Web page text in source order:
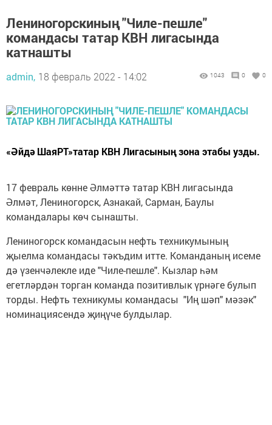
Лениногорскиның "Чиле-пешле"
командасы татар КВН лигасында
катнашты
admin, 18 февраль 2022 - 14:02 1043 0 0
«Әйдә ШаяРТ»татар КВН Лигасының зона этабы узды.
17 февраль көнне Әлмәттә татар КВН лигасында
Әлмәт, Лениногорск, Азнакай, Сарман, Баулы
командалары көч сынашты.
Лениногорск командасын нефть техникумының
җыелма командасы тәкъдим итте. Команданың исеме
дә үзенчәлекле иде "Чиле-пешле". Кызлар һәм
егетләрдән торган команда позитивлык үрнәге булып
торды. Нефть техникумы командасы "Иң шәп" мәзәк"
номинациясендә җиңүче булдылар.